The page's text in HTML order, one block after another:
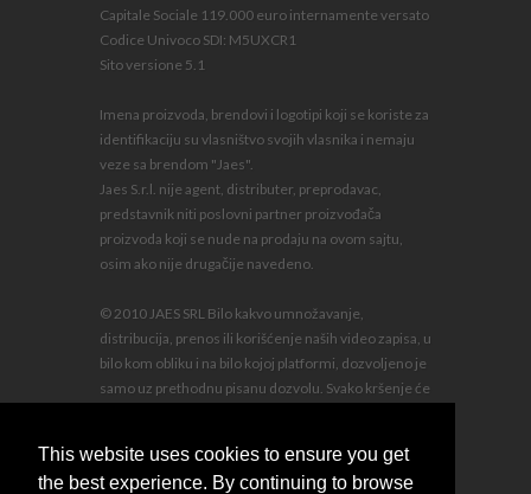
This website uses cookies to ensure you get
the best experience. By continuing to browse
Capitale Sociale 119.000 euro internamente versato
Codice Univoco SDI: M5UXCR1
Sito versione 5.1
Imena proizvoda, brendovi i logotipi koji se koriste za
identifikaciju su vlasništvo svojih vlasnika i nemaju
veze sa brendom "Jaes".
Jaes S.r.l. nije agent, distributer, preprodavac,
predstavnik niti poslovni partner proizvođača
proizvoda koji se nude na prodaju na ovom sajtu,
osim ako nije drugačije navedeno.
© 2010 JAES SRL Bilo kakvo umnožavanje,
distribucija, prenos ili korišćenje naših video zapisa, u
bilo kom obliku i na bilo kojoj platformi, dozvoljeno je
samo uz prethodnu pisanu dozvolu. Svako kršenje će